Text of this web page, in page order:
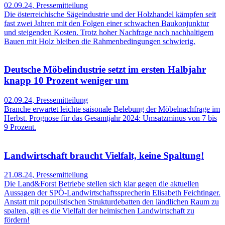
02.09.24, Pressemitteilung
Die österreichische Sägeindustrie und der Holzhandel kämpfen seit
fast zwei Jahren mit den Folgen einer schwachen Baukonjunktur
und steigenden Kosten. Trotz hoher Nachfrage nach nachhaltigem
Bauen mit Holz bleiben die Rahmenbedingungen schwierig.
Deutsche Möbelindustrie setzt im ersten Halbjahr
knapp 10 Prozent weniger um
02.09.24, Pressemitteilung
Branche erwartet leichte saisonale Belebung der Möbelnachfrage im
Herbst. Prognose für das Gesamtjahr 2024: Umsatzminus von 7 bis
9 Prozent.
Landwirtschaft braucht Vielfalt, keine Spaltung!
21.08.24, Pressemitteilung
Die Land&Forst Betriebe stellen sich klar gegen die aktuellen
Aussagen der SPÖ-Landwirtschaftssprecherin Elisabeth Feichtinger.
Anstatt mit populistischen Strukturdebatten den ländlichen Raum zu
spalten, gilt es die Vielfalt der heimischen Landwirtschaft zu
fördern!